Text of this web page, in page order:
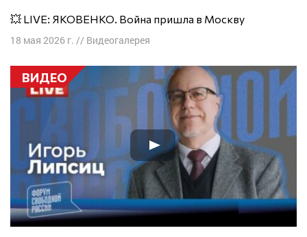
💥 LIVE: ЯКОВЕНКО. Война пришла в Москву
18 мая 2026 г. // Видеогалерея
ВИДЕО